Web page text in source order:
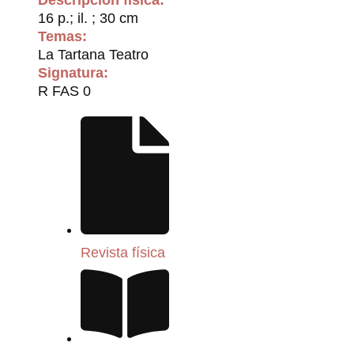
16 p.; il. ; 30 cm
Temas:
La Tartana Teatro
Signatura:
R FAS 0
Revista física